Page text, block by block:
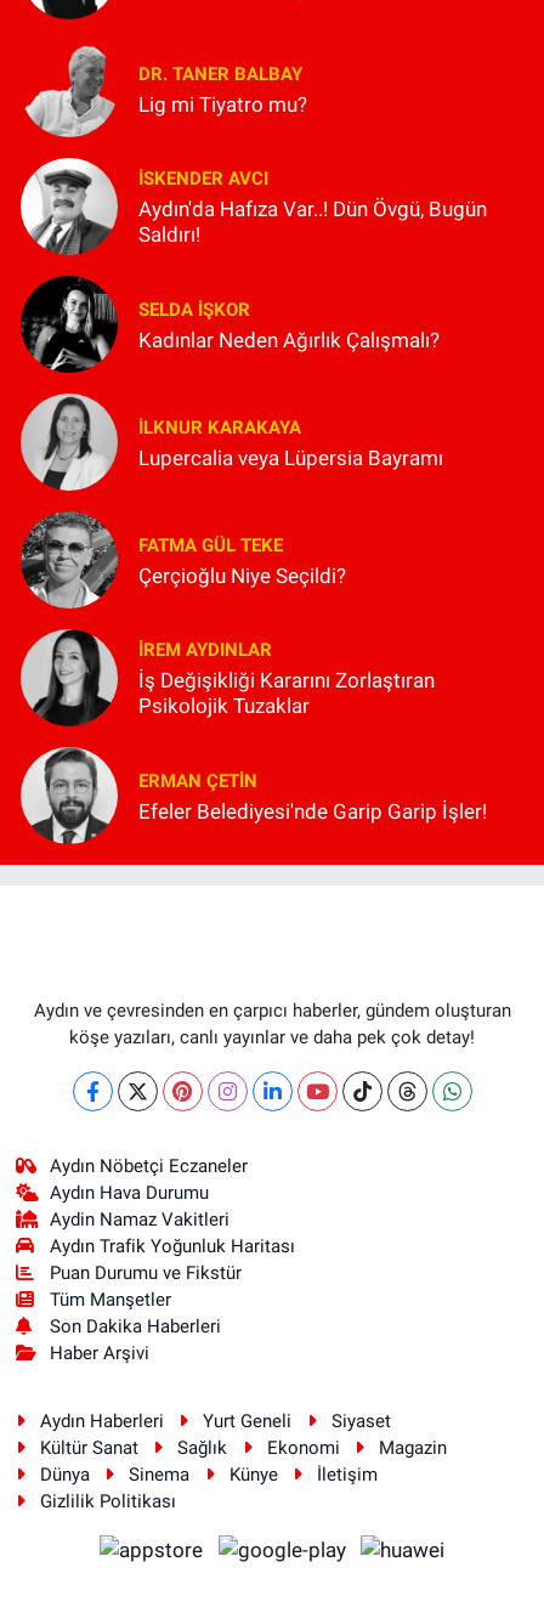
DR. TANER BALBAY
Lig mi Tiyatro mu?
İSKENDER AVCI
Aydın'da Hafıza Var..! Dün Övgü, Bugün
Saldırı!
SELDA İŞKOR
Kadınlar Neden Ağırlık Çalışmalı?
İLKNUR KARAKAYA
Lupercalia veya Lüpersia Bayramı
FATMA GÜL TEKE
Çerçioğlu Niye Seçildi?
İREM AYDINLAR
İş Değişikliği Kararını Zorlaştıran
Psikolojik Tuzaklar
ERMAN ÇETIN
Efeler Belediyesi'nde Garip Garip İşler!
Aydın ve çevresinden en çarpıcı haberler, gündem oluşturan
köşe yazıları, canlı yayınlar ve daha pek çok detay!
Aydın Nöbetçi Eczaneler
Aydın Hava Durumu
Aydin Namaz Vakitleri
Aydın Trafik Yoğunluk Haritası
Puan Durumu ve Fikstür
Tüm Manşetler
Son Dakika Haberleri
Haber Arşivi
Aydın Haberleri Yurt Geneli
Siyaset
Kültür Sanat
Sağlık Ekonomi
Magazin
Dünya
Sinema Künye
İletişim
Gizlilik Politikası